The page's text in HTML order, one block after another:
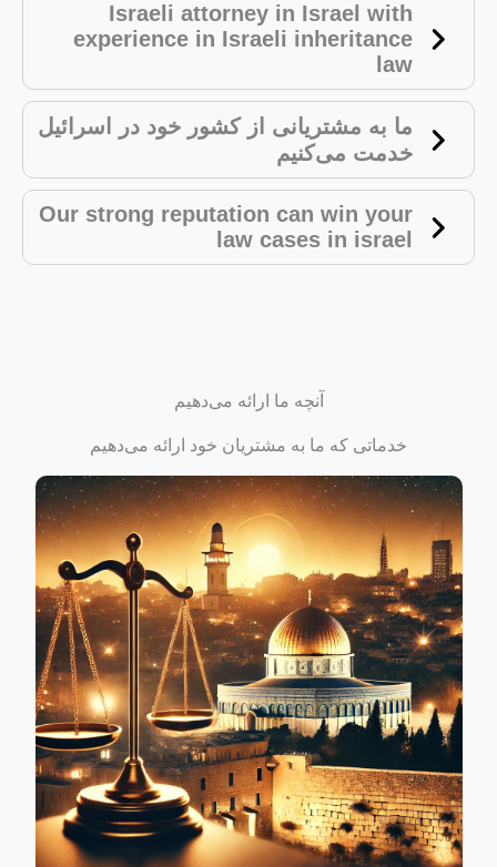
Israeli attorney in Israel with
experience in Israeli inheritance
law
ما به مشتریانی از کشور خود در اسرائیل
خدمت می‌کنیم
Our strong reputation can win your
law cases in israel
آنچه ما ارائه می‌دهیم
خدماتی که ما به مشتریان خود ارائه می‌دهیم